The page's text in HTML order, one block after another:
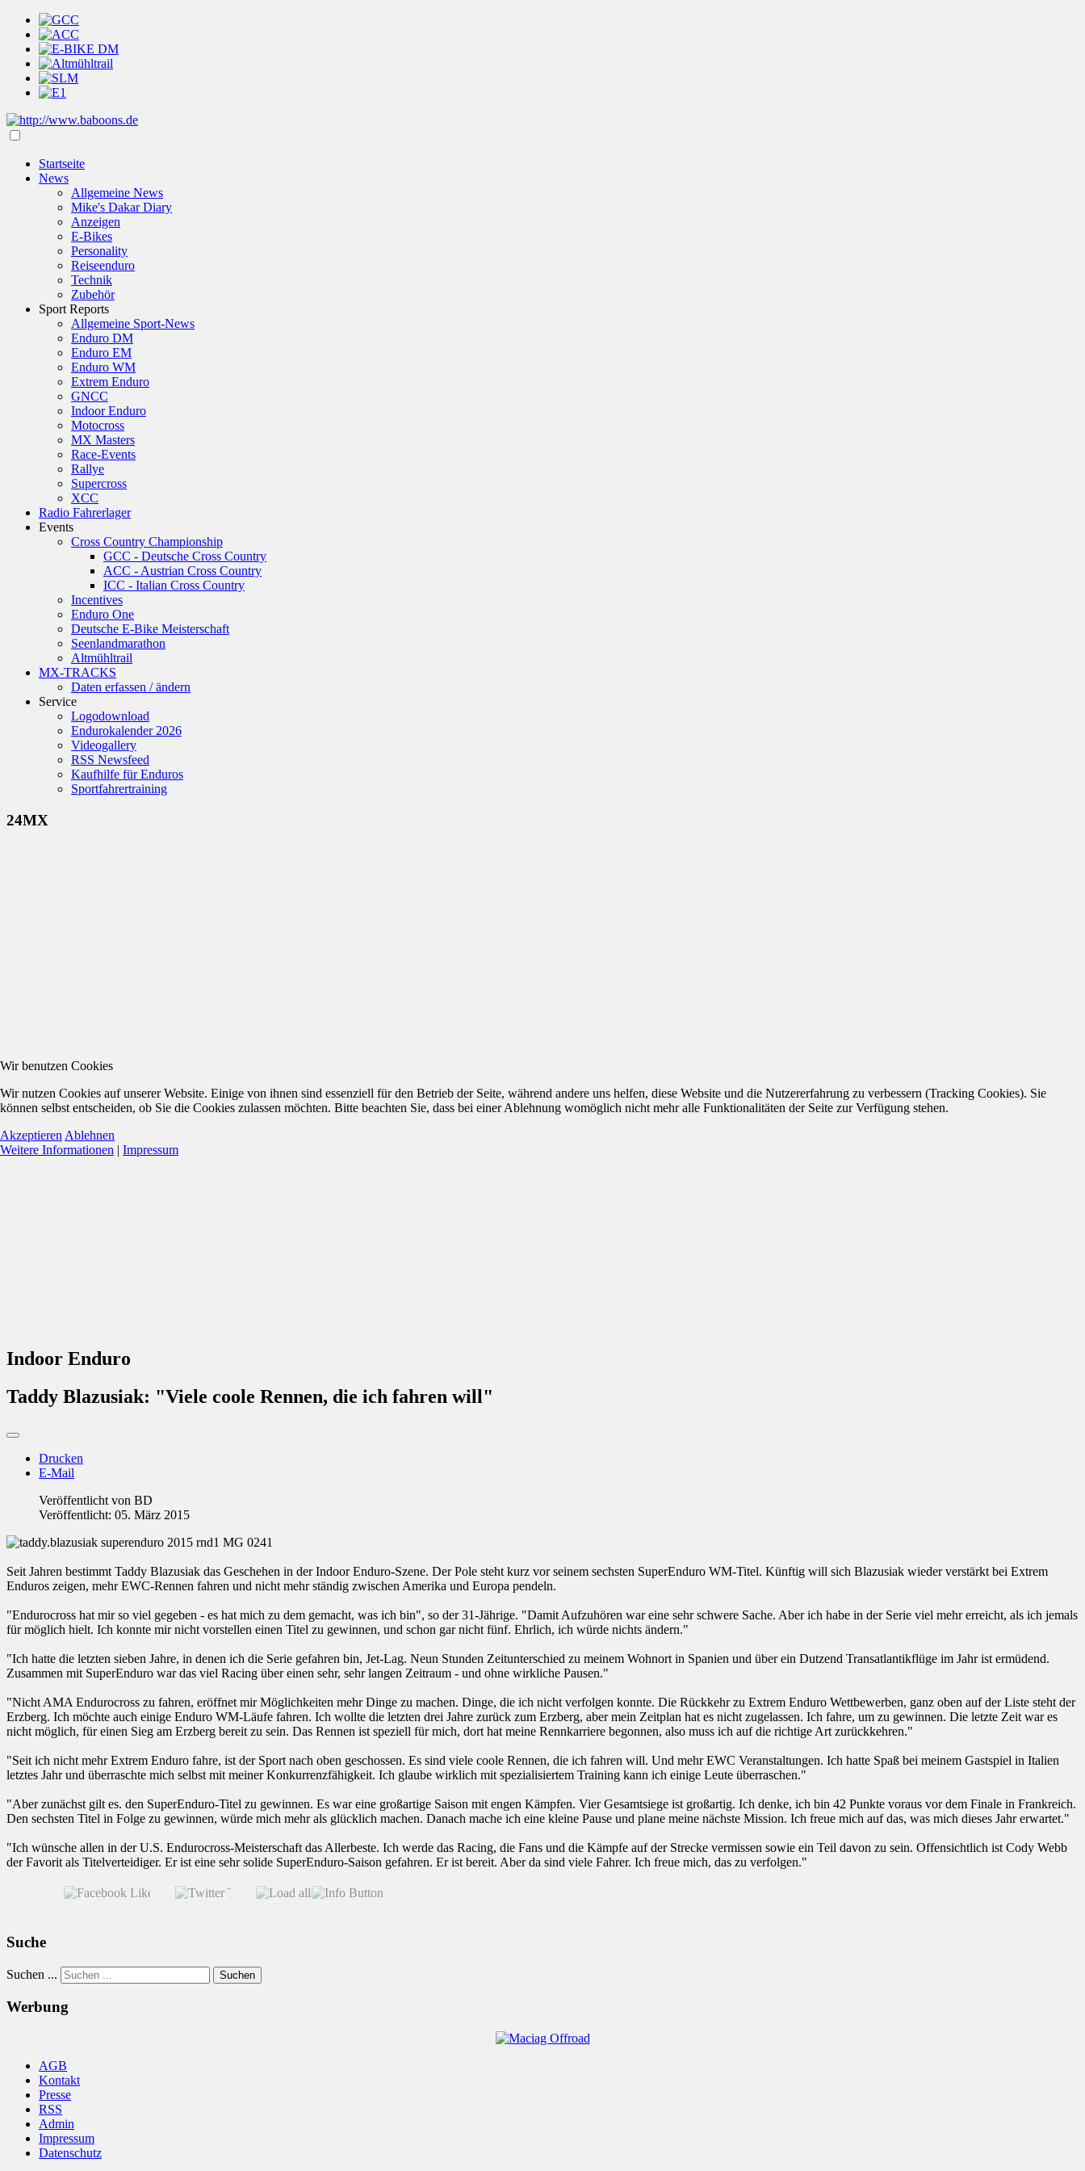
Startseite
News
Allgemeine News
Mike's Dakar Diary
Anzeigen
E-Bikes
Personality
Reiseenduro
Technik
Zubehör
Sport Reports
Allgemeine Sport-News
Enduro DM
Enduro EM
Enduro WM
Extrem Enduro
GNCC
Indoor Enduro
Motocross
MX Masters
Race-Events
Rallye
Supercross
XCC
Radio Fahrerlager
Events
Cross Country Championship
GCC - Deutsche Cross Country
ACC - Austrian Cross Country
ICC - Italian Cross Country
Incentives
Enduro One
Deutsche E-Bike Meisterschaft
Seenlandmarathon
Altmühltrail
MX-TRACKS
Daten erfassen / ändern
Service
Logodownload
Endurokalender 2026
Videogallery
RSS Newsfeed
Kaufhilfe für Enduros
Sportfahrertraining
24MX
Indoor Enduro
Taddy Blazusiak: "Viele coole Rennen, die ich fahren will"
Drucken
E-Mail
Veröffentlicht von BD
Veröffentlicht: 05. März 2015
Seit Jahren bestimmt Taddy Blazusiak das Geschehen in der Indoor Enduro-Szene. Der Pole steht kurz vor seinem sechsten SuperEnduro WM-Titel. Künftig will sich Blazusiak wieder verstärkt bei Extrem
Enduros zeigen, mehr EWC-Rennen fahren und nicht mehr ständig zwischen Amerika und Europa pendeln.
"Endurocross hat mir so viel gegeben - es hat mich zu dem gemacht, was ich bin", so der 31-Jährige. "Damit Aufzuhören war eine sehr schwere Sache. Aber ich habe in der Serie viel mehr erreicht, als ich jemals
für möglich hielt. Ich konnte mir nicht vorstellen einen Titel zu gewinnen, und schon gar nicht fünf. Ehrlich, ich würde nichts ändern."
"Ich hatte die letzten sieben Jahre, in denen ich die Serie gefahren bin, Jet-Lag. Neun Stunden Zeitunterschied zu meinem Wohnort in Spanien und über ein Dutzend Transatlantikflüge im Jahr ist ermüdend.
Zusammen mit SuperEnduro war das viel Racing über einen sehr, sehr langen Zeitraum - und ohne wirkliche Pausen."
"Nicht AMA Endurocross zu fahren, eröffnet mir Möglichkeiten mehr Dinge zu machen. Dinge, die ich nicht verfolgen konnte. Die Rückkehr zu Extrem Enduro Wettbewerben, ganz oben auf der Liste steht der
Erzberg. Ich möchte auch einige Enduro WM-Läufe fahren. Ich wollte die letzten drei Jahre zurück zum Erzberg, aber mein Zeitplan hat es nicht zugelassen. Ich fahre, um zu gewinnen. Die letzte Zeit war es
nicht möglich, für einen Sieg am Erzberg bereit zu sein. Das Rennen ist speziell für mich, dort hat meine Rennkarriere begonnen, also muss ich auf die richtige Art zurückkehren."
"Seit ich nicht mehr Extrem Enduro fahre, ist der Sport nach oben geschossen. Es sind viele coole Rennen, die ich fahren will. Und mehr EWC Veranstaltungen. Ich hatte Spaß bei meinem Gastspiel in Italien
letztes Jahr und überraschte mich selbst mit meiner Konkurrenzfähigkeit. Ich glaube wirklich mit spezialisiertem Training kann ich einige Leute überraschen."
"Aber zunächst gilt es. den SuperEnduro-Titel zu gewinnen. Es war eine großartige Saison mit engen Kämpfen. Vier Gesamtsiege ist großartig. Ich denke, ich bin 42 Punkte voraus vor dem Finale in Frankreich.
Den sechsten Titel in Folge zu gewinnen, würde mich mehr als glücklich machen. Danach mache ich eine kleine Pause und plane meine nächste Mission. Ich freue mich auf das, was mich dieses Jahr erwartet."
"Ich wünsche allen in der U.S. Endurocross-Meisterschaft das Allerbeste. Ich werde das Racing, die Fans und die Kämpfe auf der Strecke vermissen sowie ein Teil davon zu sein. Offensichtlich ist Cody Webb
der Favorit als Titelverteidiger. Er ist eine sehr solide SuperEnduro-Saison gefahren. Er ist bereit. Aber da sind viele Fahrer. Ich freue mich, das zu verfolgen."
Suche
Suchen ... Suchen
Werbung
AGB
Kontakt
Presse
RSS
Admin
Impressum
Datenschutz
Wir benutzen Cookies
Wir nutzen Cookies auf unserer Website. Einige von ihnen sind essenziell für den Betrieb der Seite, während andere uns helfen, diese Website und die Nutzererfahrung zu verbessern (Tracking Cookies). Sie
können selbst entscheiden, ob Sie die Cookies zulassen möchten. Bitte beachten Sie, dass bei einer Ablehnung womöglich nicht mehr alle Funktionalitäten der Seite zur Verfügung stehen.
Akzeptieren Ablehnen
Weitere Informationen | Impressum